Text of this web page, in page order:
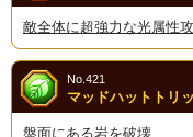
敵全体に超強力な光属性
マッドハットトリ
No.421
盤面にある岩を破壊